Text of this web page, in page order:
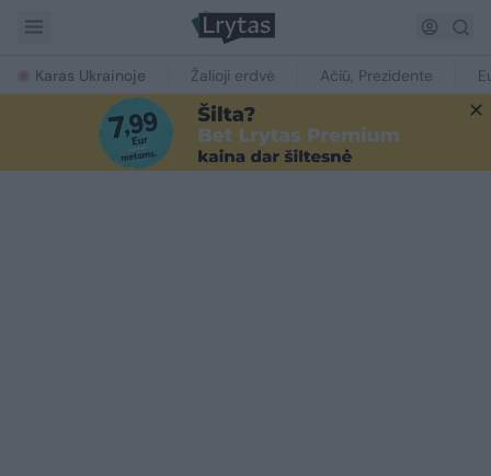
Karas Ukrainoje Žalioji erdvė Ačiū, Prezidente